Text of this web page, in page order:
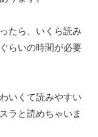
たら、いくら読み
らいの時間が必要
いくて読みやすい
ラと読めちゃいま